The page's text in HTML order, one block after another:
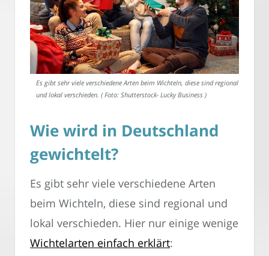
Es gibt sehr viele verschiedene Arten beim Wichteln, diese sind regional
und lokal verschieden. ( Foto: Shutterstock- Lucky Business )
Wie wird in Deutschland
gewichtelt?
Es gibt sehr viele verschiedene Arten
beim Wichteln, diese sind regional und
lokal verschieden. Hier nur einige wenige
Wichtelarten einfach erklärt: